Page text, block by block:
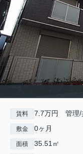
賃料 7.7万円 管理/
敷金 0ヶ月
面積 35.51㎡